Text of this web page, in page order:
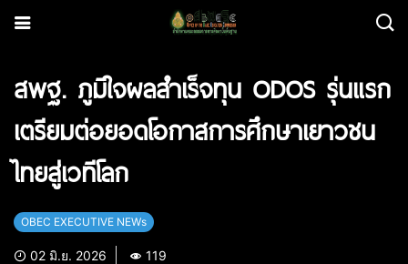
สพฐ. ภูมิใจผลสำเร็จทุน ODOS รุ่นแรก
เตรียมต่อยอดโอกาสการศึกษาเยาวชน
ไทยสู่เวทีโลก
OBEC EXECUTIVE NEWs
02 มิ.ย. 2026 119